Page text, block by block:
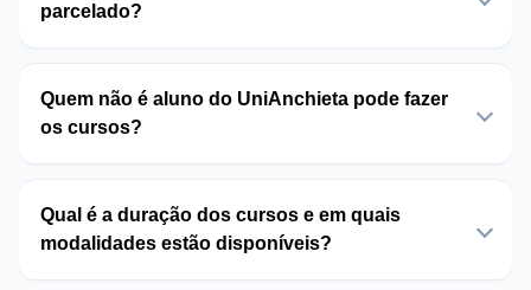
parcelado?
Quem não é aluno do UniAnchieta pode fazer
os cursos?
Qual é a duração dos cursos e em quais
modalidades estão disponíveis?